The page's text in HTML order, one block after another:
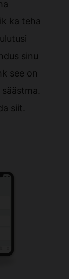
ka teha
sinu
see on
siit.